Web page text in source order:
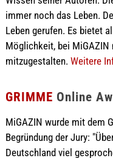
immer noch das Leben.
Leben gerufen. Es bietet
Möglichkeit, bei MiGAZIN
mitzugestalten. Weitere
GRIMME Online
MiGAZIN wurde mit dem
Begründung der Jury:
Deutschland viel